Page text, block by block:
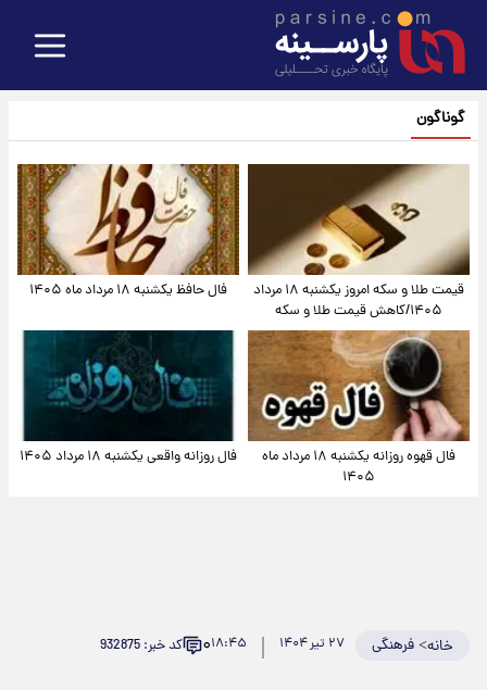
گوناگون
قیمت طلا و سکه امروز یکشنبه ۱۸ مرداد
۱۴۰۵/کاهش قیمت طلا و سکه
فال حافظ یکشنبه ۱۸ مرداد ماه ۱۴۰۵
فال قهوه روزانه یکشنبه ۱۸ مرداد ماه
۱۴۰۵
فال روزانه واقعی یکشنبه ۱۸ مرداد ۱۴۰۵
خانه>فرهنگی ۲۷ تیر ۱۴۰۴ ۱۸:۴۵۰ کد خبر: 932875